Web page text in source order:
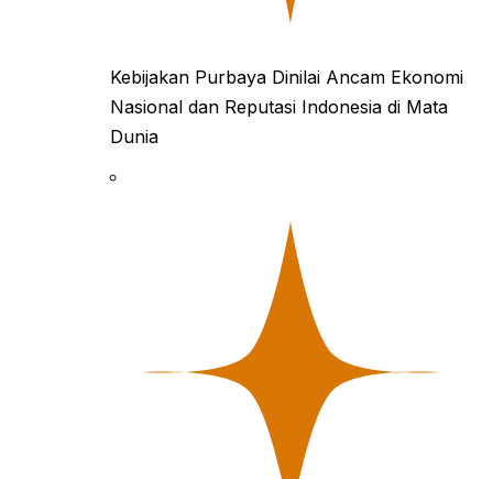
Kebijakan Purbaya Dinilai Ancam Ekonomi
Nasional dan Reputasi Indonesia di Mata
Dunia